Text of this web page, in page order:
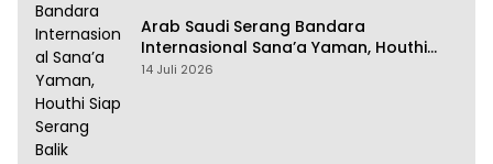
Arab Saudi Serang Bandara
Internasional Sana’a Yaman, Houthi
Siap Serang Balik
14 Juli 2026